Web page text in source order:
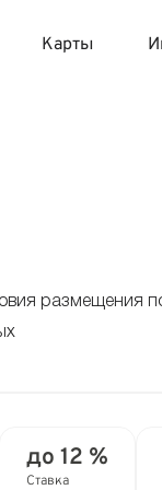
Карты
карты с
размещения
до 12 %
Ставка